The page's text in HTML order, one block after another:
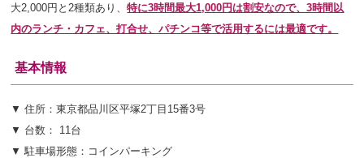
大2,000円と2種類あり、特に3時間最大1,000円は割安なので、3時間以
内のランチ・カフェ、打合せ、パチンコ等で活用するには最適です。
基本情報
▼ 住所：東京都品川区平塚2丁目15番3号
▼ 台数： 11台
▼ 駐車場形態：コインパーキング